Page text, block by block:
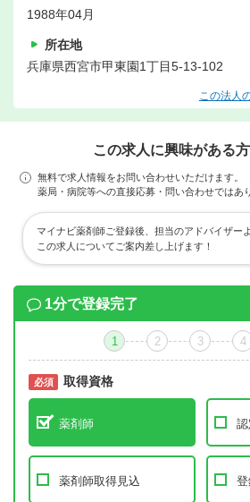
1988年04月
所在地
兵庫県西宮市甲東園1丁目5-13-102
この法人
この求人に興味がある
無料で求人情報をお問い合わせいただけます。
薬局・病院等への直接応募・問い合わせではあ
マイナビ薬剤師ご登録後、担当のアドバイザー
この求人についてご案内差し上げます！
1分で登録完了
1 2 3 4
必須 取得資格
薬剤師
薬剤師取得見込